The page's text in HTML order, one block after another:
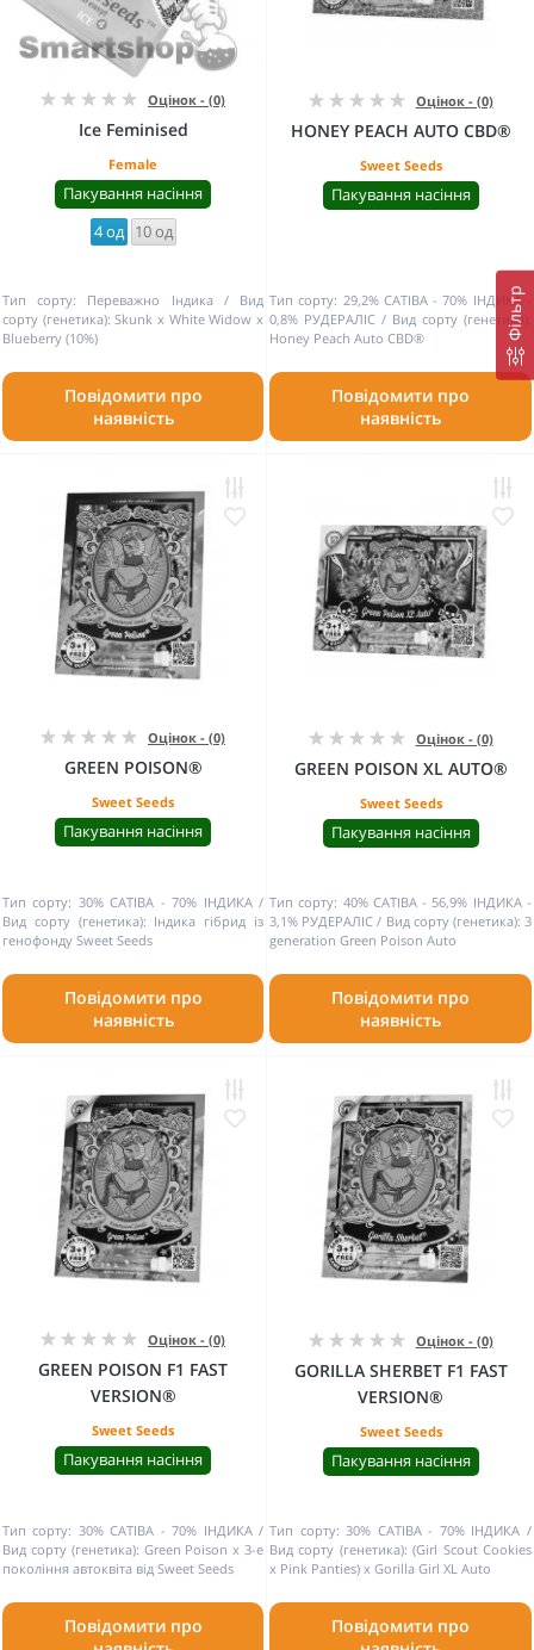
Фільтр
Оцінок - (0)
Ice Feminised
Female
Пакування насіння
4 од 10 од
Тип сорту: Переважно Індика
Вид
сорту (генетика): Skunk x White Widow x
Blueberry (10%)
Повідомити про
наявність
Оцінок - (0)
HONEY PEACH AUTO CBD®
Sweet Seeds
Пакування насіння
Тип сорту: 29,2% САТІВА - 70% ІНДИКА -
0,8% РУДЕРАЛІС
Вид сорту (генетика):
Honey Peach Auto CBD®
Повідомити про
наявність
Оцінок - (0)
GREEN POISON®
Sweet Seeds
Пакування насіння
Тип сорту: 30% САТІВА - 70% ІНДИКА
Вид сорту (генетика): Індика гібрид із
генофонду Sweet Seeds
Повідомити про
наявність
Оцінок - (0)
GREEN POISON XL AUTO®
Sweet Seeds
Пакування насіння
Тип сорту: 40% САТІВА - 56,9% ІНДИКА -
3,1% РУДЕРАЛІС
Вид сорту (генетика): 3
generation Green Poison Auto
Повідомити про
наявність
Оцінок - (0)
GREEN POISON F1 FAST
VERSION®
Sweet Seeds
Пакування насіння
Тип сорту: 30% САТІВА - 70% ІНДИКА
Вид сорту (генетика): Green Poison x 3-е
покоління автоквіта від Sweet Seeds
Повідомити про
Оцінок - (0)
GORILLA SHERBET F1 FAST
VERSION®
Sweet Seeds
Пакування насіння
Тип сорту: 30% САТІВА - 70% ІНДИКА
Вид сорту (генетика): (Girl Scout Cookies
x Pink Panties) x Gorilla Girl XL Auto
Повідомити про